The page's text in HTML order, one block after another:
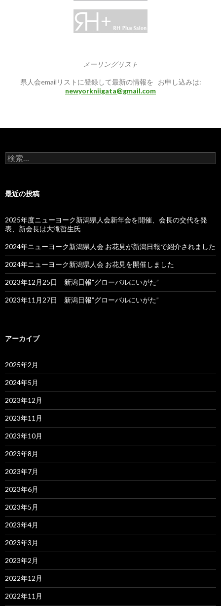
メーリングリスト
県人会emailリストに登録して最新の情報を お申し込みは:
newyorkniigata@gmail.com
検
索:
最近の投稿
2025年度ニューヨーク新潟県人会新年会を開催、会長の交代を発
表、新会長は大滝哲生氏
2024年ニューヨーク新潟県人会 お花見が新潟日報で紹介されました
2024年ニューヨーク新潟県人会 お花見を開催しました
2023年12月25日 新潟日報”グローバルにいがた”
2023年11月27日 新潟日報”グローバルにいがた”
アーカイブ
2025年2月
2024年5月
2023年12月
2023年11月
2023年10月
2023年8月
2023年7月
2023年6月
2023年5月
2023年4月
2023年3月
2023年2月
2022年12月
2022年11月